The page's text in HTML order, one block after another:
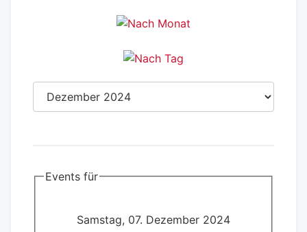
Events für
Samstag, 07. Dezember 2024